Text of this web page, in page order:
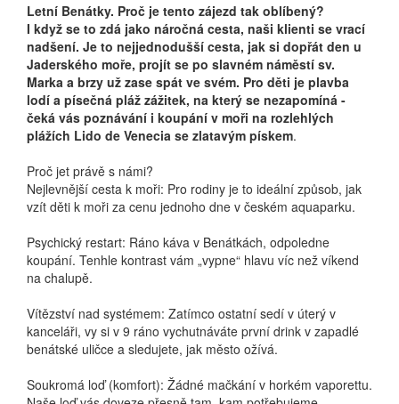
Letní Benátky. Proč je tento zájezd tak oblíbený?
I když se to zdá jako náročná cesta, naši klienti se vrací
nadšení. Je to nejjednodušší cesta, jak si dopřát den u
Jaderského moře, projít se po slavném náměstí sv.
Marka a brzy už zase spát ve svém. Pro děti je plavba
lodí a písečná pláž zážitek, na který se nezapomíná -
čeká vás poznávání i koupání v moři na rozlehlých
plážích Lido de Venecia se zlatavým pískem.
Proč jet právě s námi?
Nejlevnější cesta k moři: Pro rodiny je to ideální způsob, jak
vzít děti k moři za cenu jednoho dne v českém aquaparku.
Psychický restart: Ráno káva v Benátkách, odpoledne
koupání. Tenhle kontrast vám „vypne“ hlavu víc než víkend
na chalupě.
Vítězství nad systémem: Zatímco ostatní sedí v úterý v
kanceláři, vy si v 9 ráno vychutnáváte první drink v zapadlé
benátské uličce a sledujete, jak město ožívá.
Soukromá loď (komfort): Žádné mačkání v horkém vaporettu.